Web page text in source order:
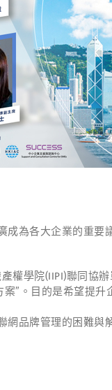
成為各大企業的重
權學院(IIPI)聯同協
”。目的是希望提
網品牌管理的困難與